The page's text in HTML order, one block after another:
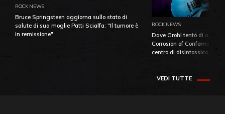
ROCK NEWS
Bruce Springsteen aggiorna sullo stato di
salute di sua moglie Patti Scialfa: "Il tumore è
in remissione"
ROCK NEWS
Dave Grohl tentò di
Corrosion of Conformity
centro di
VEDI TUTTE